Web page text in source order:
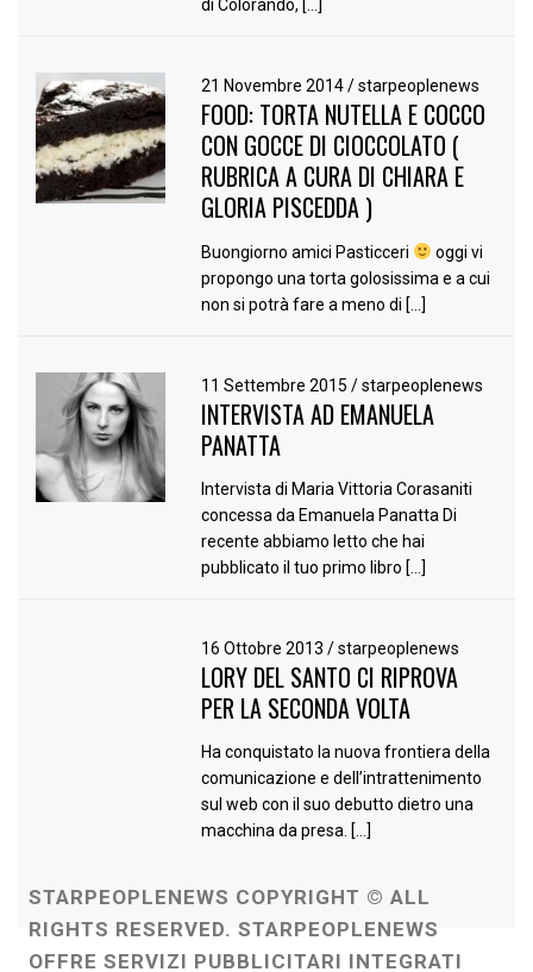
di Colorando, […]
21 Novembre 2014/ starpeoplenews
FOOD: TORTA NUTELLA E COCCO
CON GOCCE DI CIOCCOLATO (
RUBRICA A CURA DI CHIARA E
GLORIA PISCEDDA )
Buongiorno amici Pasticceri
oggi vi
propongo una torta golosissima e a cui
non si potrà fare a meno di […]
11 Settembre 2015/ starpeoplenews
INTERVISTA AD EMANUELA
PANATTA
Intervista di Maria Vittoria Corasaniti
concessa da Emanuela Panatta Di
recente abbiamo letto che hai
pubblicato il tuo primo libro […]
16 Ottobre 2013/ starpeoplenews
LORY DEL SANTO CI RIPROVA
PER LA SECONDA VOLTA
Ha conquistato la nuova frontiera della
comunicazione e dell’intrattenimento
sul web con il suo debutto dietro una
macchina da presa. […]
STARPEOPLENEWS COPYRIGHT © ALL
RIGHTS RESERVED. STARPEOPLENEWS
OFFRE SERVIZI PUBBLICITARI INTEGRATI